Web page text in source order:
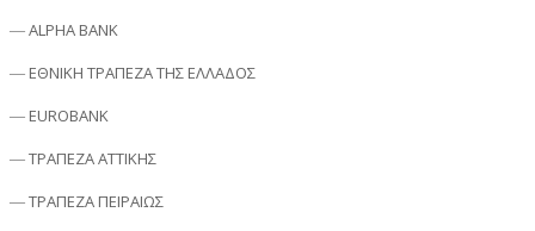
― ALPHA BANK
― ΕΘΝΙΚΗ ΤΡΑΠΕΖΑ ΤΗΣ ΕΛΛΑΔΟΣ
― EUROBANK
― ΤΡΑΠΕΖΑ ΑΤΤΙΚΗΣ
― ΤΡΑΠΕΖΑ ΠΕΙΡΑΙΩΣ